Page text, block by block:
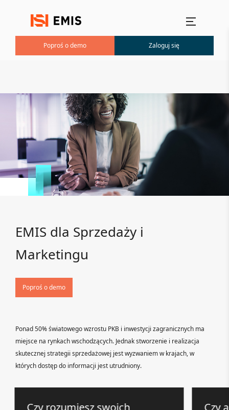
Poproś o demo Zaloguj się
EMIS dla Sprzedaży i
Marketingu
Poproś o demo
Ponad 50% światowego wzrostu PKB i inwestycji zagranicznych ma
miejsce na rynkach wschodzących. Jednak stworzenie i realizacja
skutecznej strategii sprzedażowej jest wyzwaniem w krajach, w
których dostęp do informacji jest utrudniony.
Czy rozumiesz swoich
Czy